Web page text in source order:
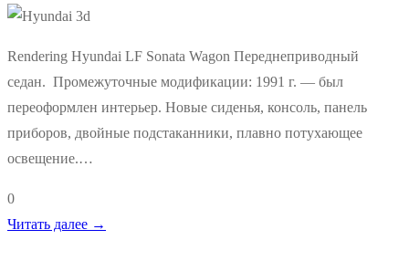
Rendering Hyundai LF Sonata Wagon Переднеприводный
седан. Промежуточные модификации: 1991 г. — был
переоформлен интерьер. Новые сиденья, консоль, панель
приборов, двойные подстаканники, плавно потухающее
освещение.…
0
Читать далее →